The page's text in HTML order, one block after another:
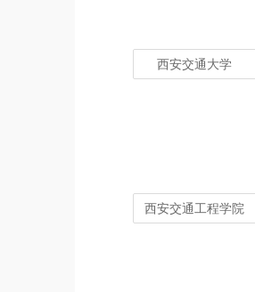
西安交通大学
西安交通工程学院